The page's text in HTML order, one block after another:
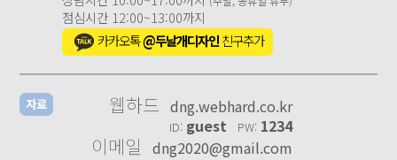
점심시간 12:00~13:00까지
카카오톡@두날개디자인친구추가
자료 웹하드 dng.webhard.co.kr
ID: guest PW: 1234
이메일 dng2020@gmail.com